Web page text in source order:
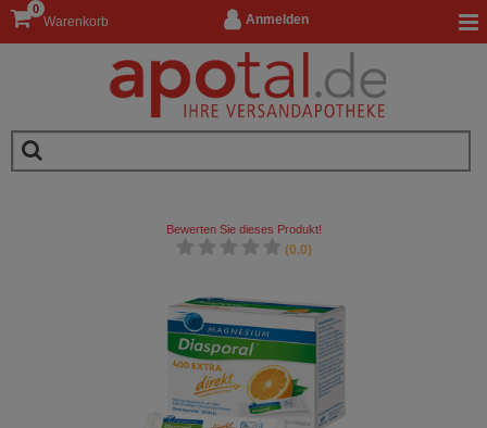
Anmelden
Warenkorb
0
Bewerten Sie dieses Produkt!
(0.0)